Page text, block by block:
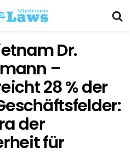
Dr.
–
28 % der
der
für